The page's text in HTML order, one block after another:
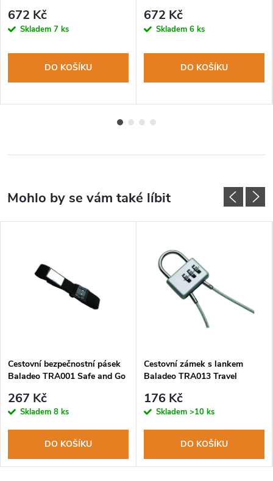
zámek ocel 420, hliníkové tělo
672 Kč
Skladem 7 ks
DO KOŠÍKU
zámek ocel 420, hliníkové tělo
672 Kč
Skladem 6 ks
DO KOŠÍKU
Cestovní bezpečnostní pásek
Baladeo TRA001 Safe and Go
267 Kč
Skladem 8 ks
DO KOŠÍKU
Cestovní zámek s lankem
Baladeo TRA013 Travel
176 Kč
Skladem >10 ks
DO KOŠÍKU